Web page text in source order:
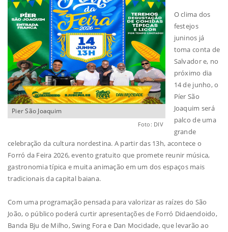
Pier São Joaquim
Foto: DIV
O clima dos
festejos
juninos já
toma conta de
Salvador e, no
próximo dia
14 de junho, o
Píer São
Joaquim será
palco de uma
grande
celebração da cultura nordestina. A partir das 13h, acontece o
Forró da Feira 2026, evento gratuito que promete reunir música,
gastronomia típica e muita animação em um dos espaços mais
tradicionais da capital baiana.
Com uma programação pensada para valorizar as raízes do São
João, o público poderá curtir apresentações de Forró Didaendoido,
Banda Bju de Milho, Swing Fora e Dan Mocidade, que levarão ao